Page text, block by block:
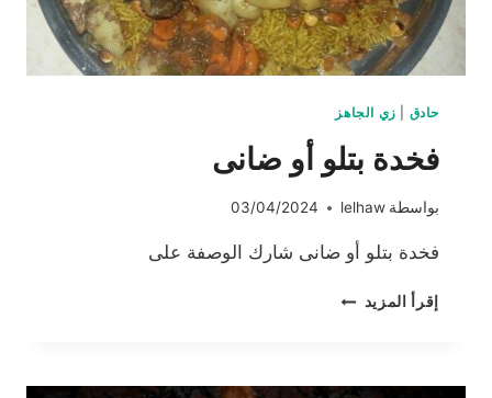
حادق زي الجاهز
فخدة بتلو أو ضانى
بواسطة lelhaw
03/04/2024
فخدة بتلو أو ضانى شارك الوصفة على
إقرأ المزيد فخدة